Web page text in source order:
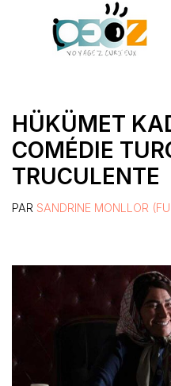
HÜKÜMET
COMÉDIE
TRUCULENTE
PAR SANDRINE MONLLOR